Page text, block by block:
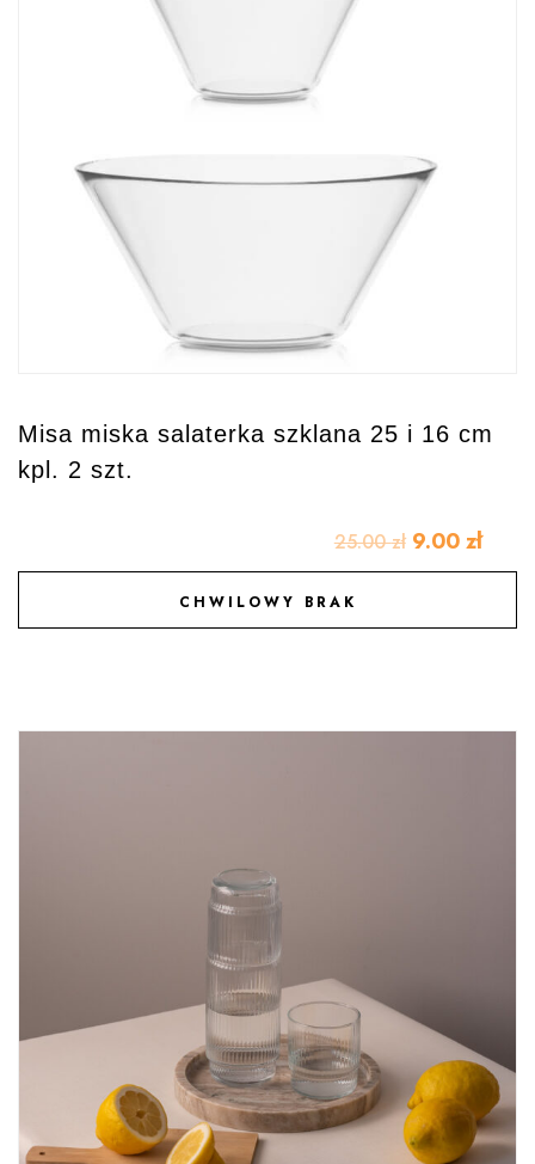
Misa miska salaterka szklana 25 i 16 cm
kpl. 2 szt.
25.00zł 9.00 zł
CHWILOWY BRAK
DODAJ DO ULUBIONYCH